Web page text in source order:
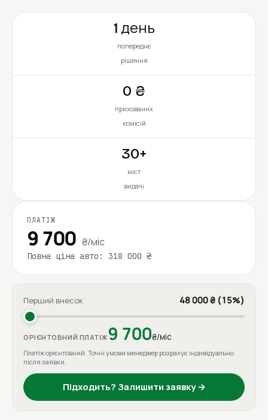
1 день
попереднє
рішення
0 ₴
прихованих
комісій
30+
міст
видачі
ПЛАТІЖ
9 700 ₴/міс
Повна ціна авто: 318 000 ₴
Перший внесок 48 000 ₴ (15%)
ОРІЄНТОВНИЙ ПЛАТІЖ9 700₴/міс
Платіж орієнтовний. Точні умови менеджер розрахує індивідуально
після заявки.
Підходить? Залишити заявку →